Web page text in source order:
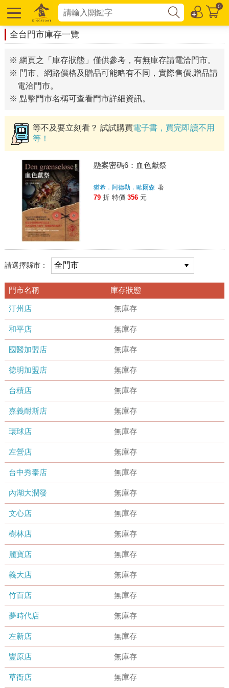
0
全台門市庫存一覽
※ 網頁之「庫存狀態」僅供參考，有無庫存請電洽門市。
※ 門市、網路價格及贈品可能略有不同，實際售價.贈品請
電洽門市。
※ 點擊門市名稱可查看門市詳細資訊。
等不及要立刻看？ 試試購買電子書，買完即讀不用
等！
懸案密碼6：血色獻祭
猶希．阿德勒．歐爾森 著
79 折 特價 356 元
請選擇縣市：
門市名稱 庫存狀態
汀州店 無庫存
和平店 無庫存
國醫加盟店 無庫存
德明加盟店 無庫存
台積店 無庫存
嘉義耐斯店 無庫存
環球店 無庫存
左營店 無庫存
台中秀泰店 無庫存
內湖大潤發 無庫存
文心店 無庫存
樹林店 無庫存
麗寶店 無庫存
義大店 無庫存
竹百店 無庫存
夢時代店 無庫存
左新店 無庫存
豐原店 無庫存
草衙店 無庫存